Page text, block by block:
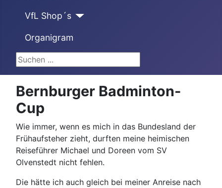
VfL Shop´s
Organigram
Suchen ...
Bernburger Badminton-
Cup
Wie immer, wenn es mich in das Bundesland der
Frühaufsteher zieht, durften meine heimischen
Reiseführer Michael und Doreen vom SV
Olvenstedt nicht fehlen.
Die hätte ich auch gleich bei meiner Anreise nach